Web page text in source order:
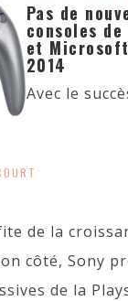
Pas de
consoles de
et
2014
Avec le
de la
côté, Sony
de la